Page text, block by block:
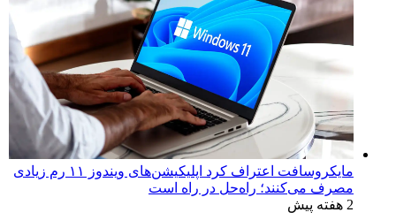
مایکروسافت اعتراف کرد اپلیکیشن‌های ویندوز ۱۱ رم زیادی
مصرف می‌کنند؛ راه‌حل در راه است
2 هفته پیش